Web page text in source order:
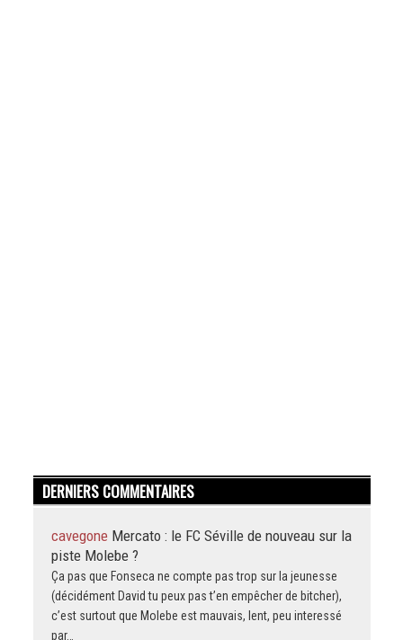
DERNIERS COMMENTAIRES
cavegone Mercato : le FC Séville de nouveau sur la
piste Molebe ?
Ça pas que Fonseca ne compte pas trop sur la jeunesse
(décidément David tu peux pas t’en empêcher de bitcher),
c’est surtout que Molebe est mauvais, lent, peu interessé
par…